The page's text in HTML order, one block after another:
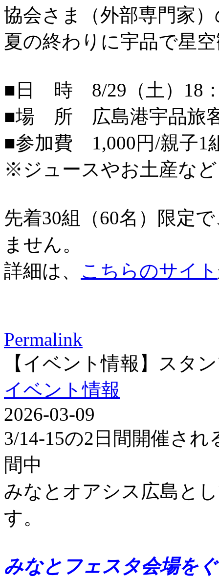
協会さま（外部専門家
夏の終わりに宇品で星
■日 時 8/29（土）18
■場 所 広島港宇品旅
■参加費 1,000円/親子1
※ジュースやお土産な
先着30組（60名）限定
ません。
詳細は、 こちらのサイト
Permalink
【イベント情報】スタ
イベント情報
2026-03-09
3/14-15の2日間開催さ
間中
みなとオアシス広島と
す。
みなとフェスタ会場を